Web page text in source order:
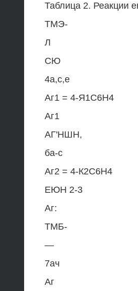
Таблица 2. Реакции
ТМЭ-
Л
СЮ
4а,с,е
Аг1 = 4-Я1С6Н4
Аг1
АГ'НШН,
ба-с
Аг2 = 4-К2С6Н4
ЕЮН 2-3
Аг:
ТМБ-
—
7ач
Аг